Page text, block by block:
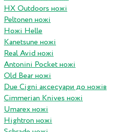
HX Outdoors ножі
Peltonen ножі
Ножі Helle
Kanetsune ножі
Real Avid ножі
Antonini Pocket ножі
Old Bear ножі
Due Cigni аксесуари до ножів
Cimmerian Knives ножі
Umarex ножі
Hightron ножі